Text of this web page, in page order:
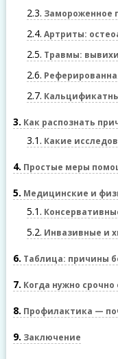
2.3 Замороженное
2.4 Артриты:
2.5 Травмы:
2.6
2.7
3 Как распознать
3.1 Какие
4 Простые меры
5 Медицинские и
5.1
5.2 Инвазивные и
6 Таблица: причины
7 Когда нужно
8 Профилактика —
9 Заключение